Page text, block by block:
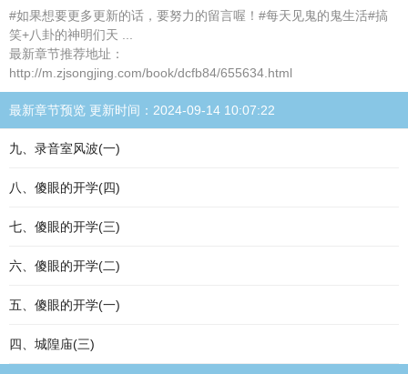
#如果想要更多更新的话，要努力的留言喔！#每天见鬼的鬼生活#搞
笑+八卦的神明们天 ...
最新章节推荐地址：
http://m.zjsongjing.com/book/dcfb84/655634.html
最新章节预览 更新时间：2024-09-14 10:07:22
九、录音室风波(一)
八、傻眼的开学(四)
七、傻眼的开学(三)
六、傻眼的开学(二)
五、傻眼的开学(一)
四、城隍庙(三)